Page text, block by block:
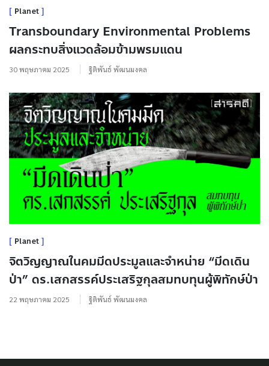
Planet
Transboundary Environmental Problems
ผลกระทบสิ่งแวดล้อมข้ามพรมแดน
30 พฤษภาคม 2025 ฐิติพันธ์ พัฒนมงคล
Planet
จิตวิญญาณในคมมีดประมูลและจำหน่าย “มีดเดิน
ป่า” ดร.เสกสรรค์ประเสริฐกุลสมทบทุนผู้พิทักษ์ป่า
22 พฤษภาคม 2025 ฐิติพันธ์ พัฒนมงคล